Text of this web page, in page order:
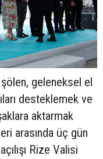
şölen, geleneksel el
desteklemek ve
aktarmak
arasında üç gün
Rize Valisi